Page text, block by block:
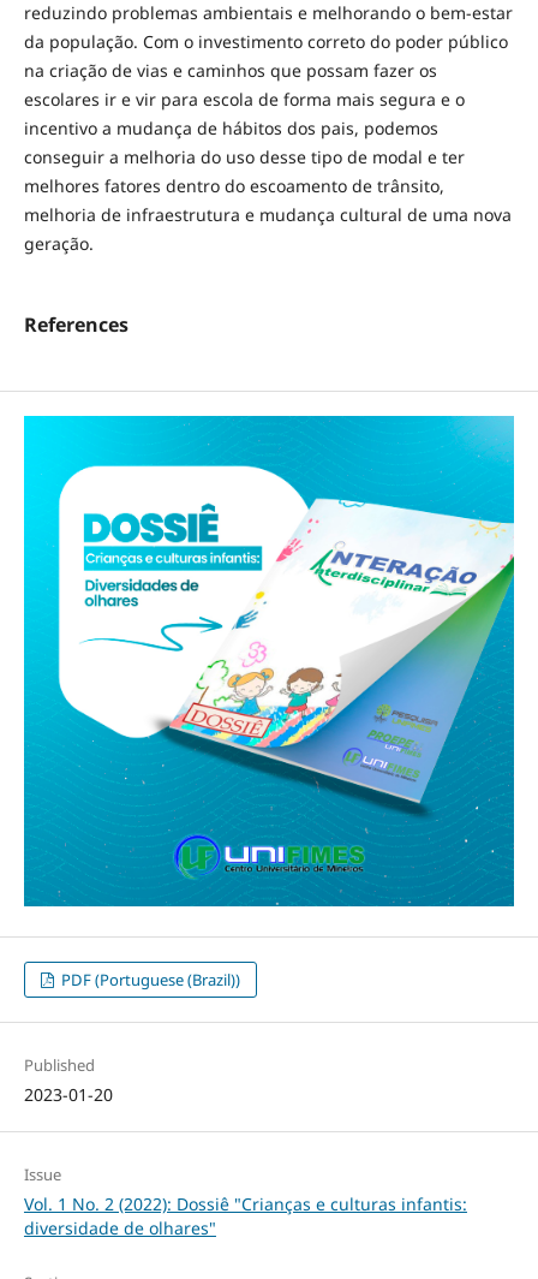
reduzindo problemas ambientais e melhorando o bem-estar
da população. Com o investimento correto do poder público
na criação de vias e caminhos que possam fazer os
escolares ir e vir para escola de forma mais segura e o
incentivo a mudança de hábitos dos pais, podemos
conseguir a melhoria do uso desse tipo de modal e ter
melhores fatores dentro do escoamento de trânsito,
melhoria de infraestrutura e mudança cultural de uma nova
geração.
References
PDF (Portuguese (Brazil))
Published
2023-01-20
Issue
Vol. 1 No. 2 (2022): Dossiê "Crianças e culturas infantis:
diversidade de olhares"